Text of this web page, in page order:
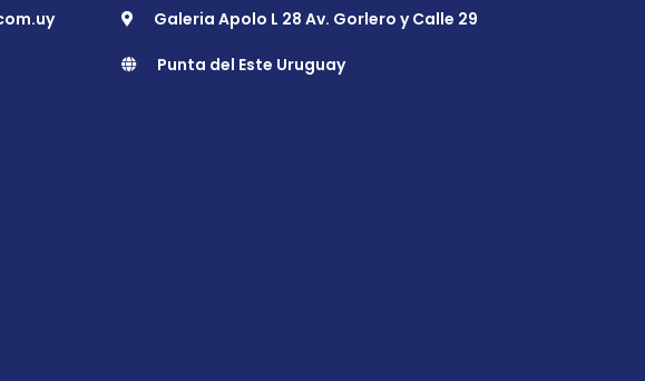
Galeria Apolo L 28 Av. Gorlero y Calle 29
Punta del Este Uruguay